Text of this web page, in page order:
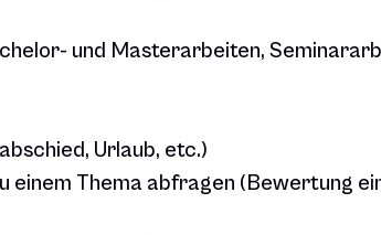
und Masterarbeiten,
Urlaub, etc.)
einem Thema abfragen (Bewertung